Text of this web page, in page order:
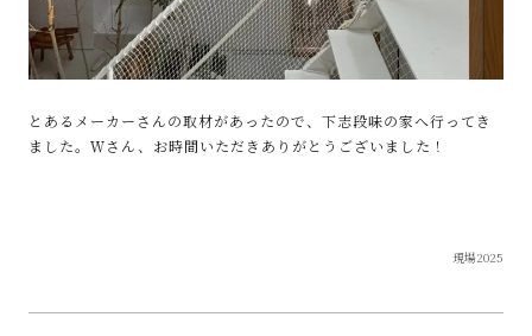
とあるメーカーさんの取材があったので、下志段味の家へ行ってき
ました。Ｗさん、お時間いただきありがとうございました！
現場2025